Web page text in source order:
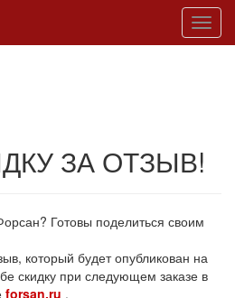
ЗА ОТЗЫВ!
Готовы поделиться своим
который будет опубликован на
скидку при следующем заказе в
forsan.ru .